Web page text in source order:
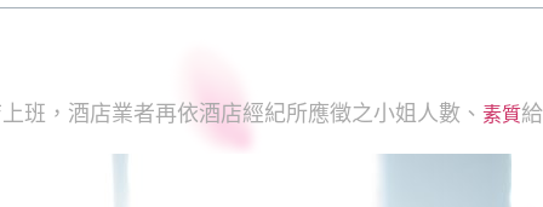
班，酒店業者再依酒店經紀所應徵之小姐人數、 素質